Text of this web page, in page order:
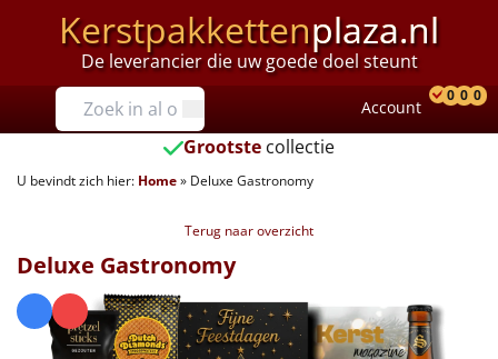
Kerstpakkettenplaza.nl
De leverancier die uw goede doel steunt
Prijzen
Tot €25
€25 tot €35
€40 tot €45
€45 tot €50
Account
0 0 0
Grootste collectie
U bevindt zich hier: Home» Deluxe Gastronomy
Terug naar overzicht
Deluxe Gastronomy